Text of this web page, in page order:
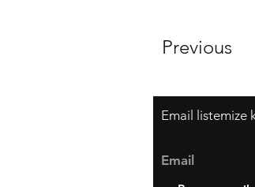
Previous
Email listemize
Email